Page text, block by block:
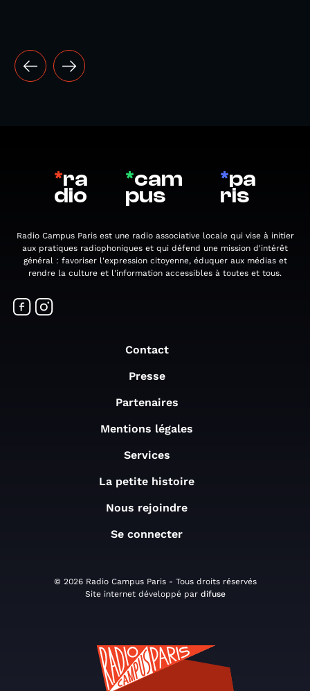
*ra
dio
*cam
pus
*pa
ris
Radio Campus Paris est une radio associative locale qui vise à initier
aux pratiques radiophoniques et qui défend une mission d'intérêt
général : favoriser l'expression citoyenne, éduquer aux médias et
rendre la culture et l'information accessibles à toutes et tous.
Contact
Presse
Partenaires
Mentions légales
Services
La petite histoire
Nous rejoindre
Se connecter
© 2026 Radio Campus Paris - Tous droits réservés
Site internet développé par difuse